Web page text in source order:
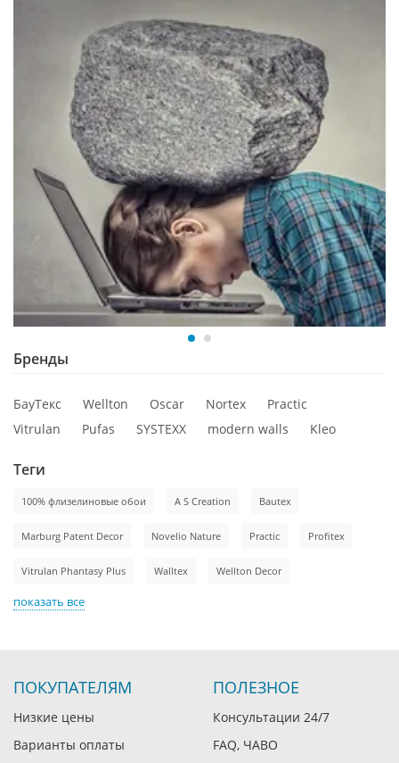
Бренды
БауТекс Wellton Oscar Nortex
Practic
Vitrulan
Pufas SYSTEXX modern walls Kleo
Теги
100% флизелиновые обои A S Creation Bautex
Marburg Patent Decor Novelio Nature Practic Profitex
Vitrulan Phantasy Plus Walltex Wellton Decor
показать все
ПОКУПАТЕЛЯМ
Низкие цены
Варианты оплаты
ПОЛЕЗНОЕ
Консультации 24/7
FAQ, ЧАВО